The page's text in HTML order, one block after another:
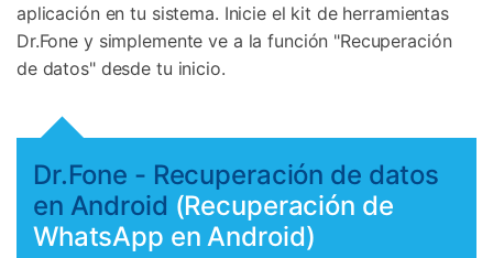
aplicación en tu sistema. Inicie el kit de herramientas
Dr.Fone y simplemente ve a la función "Recuperación
de datos" desde tu inicio.
Dr.Fone - Recuperación de datos
en Android (Recuperación de
WhatsApp en Android)